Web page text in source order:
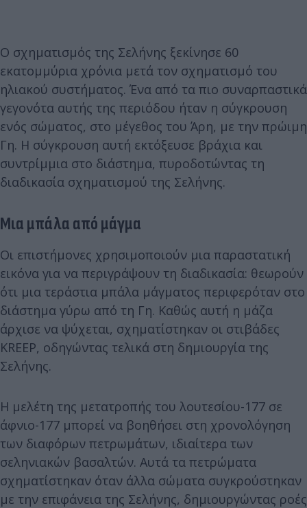
Ο σχηματισμός της Σελήνης ξεκίνησε 60
εκατομμύρια χρόνια μετά τον σχηματισμό του
ηλιακού συστήματος. Ένα από τα πιο συναρπαστικά
γεγονότα αυτής της περιόδου ήταν η σύγκρουση
ενός σώματος, στο μέγεθος του Άρη, με την πρώιμη
Γη. Η σύγκρουση αυτή εκτόξευσε βράχια και
συντρίμμια στο διάστημα, πυροδοτώντας τη
διαδικασία σχηματισμού της Σελήνης.
Μια μπάλα από μάγμα
Οι επιστήμονες χρησιμοποιούν μια παραστατική
εικόνα για να περιγράψουν τη διαδικασία: θεωρούν
ότι μια τεράστια μπάλα μάγματος περιφερόταν στο
διάστημα γύρω από τη Γη. Καθώς αυτή η μάζα
άρχισε να ψύχεται, σχηματίστηκαν οι στιβάδες
KREEP, οδηγώντας τελικά στη δημιουργία της
Σελήνης.
Η μελέτη της μετατροπής του λουτεσίου-177 σε
άφνιο-177 μπορεί να βοηθήσει στη χρονολόγηση
των διαφόρων πετρωμάτων, ιδιαίτερα των
σεληνιακών βασαλτών. Αυτά τα πετρώματα
σχηματίστηκαν όταν άλλα σώματα συγκρούστηκαν
με την επιφάνεια της Σελήνης, δημιουργώντας ροές